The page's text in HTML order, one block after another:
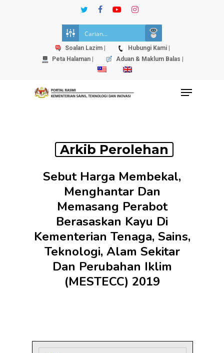
twitterfacebookyoutubeinstagram
Soalan Lazim |
Hubungi Kami |
Peta Halaman |
Aduan & Maklum Balas |
Menu
Arkib Perolehan
Sebut Harga Membekal,
Menghantar Dan
Memasang Perabot
Berasaskan Kayu Di
Kementerian Tenaga, Sains,
Teknologi, Alam Sekitar
Dan Perubahan Iklim
(MESTECC) 2019